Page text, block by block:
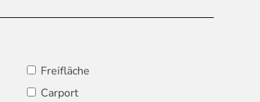
Freifläche
Carport